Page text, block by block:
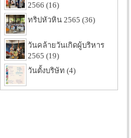
2566 (16)
ทริปหัวหิน 2565 (36)
วันคล้ายวันเกิดผู้บริหาร
2565 (19)
วันตั้งบริษัท (4)